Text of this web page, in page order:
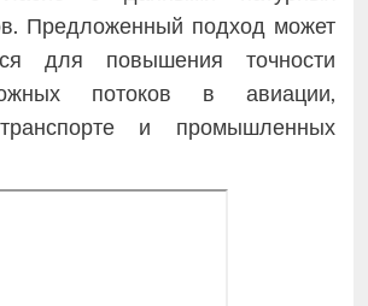
Предложенный подход может
для повышения точности
потоков в авиации,
транспорте и промышленных